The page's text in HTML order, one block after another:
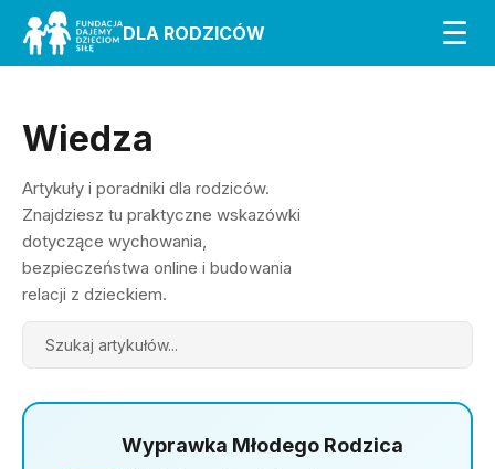
DLA RODZICÓW ☰
Wiedza
Artykuły i poradniki dla rodziców.
Znajdziesz tu praktyczne wskazówki
dotyczące wychowania,
bezpieczeństwa online i budowania
relacji z dzieckiem.
Search
Wyprawka Młodego Rodzica